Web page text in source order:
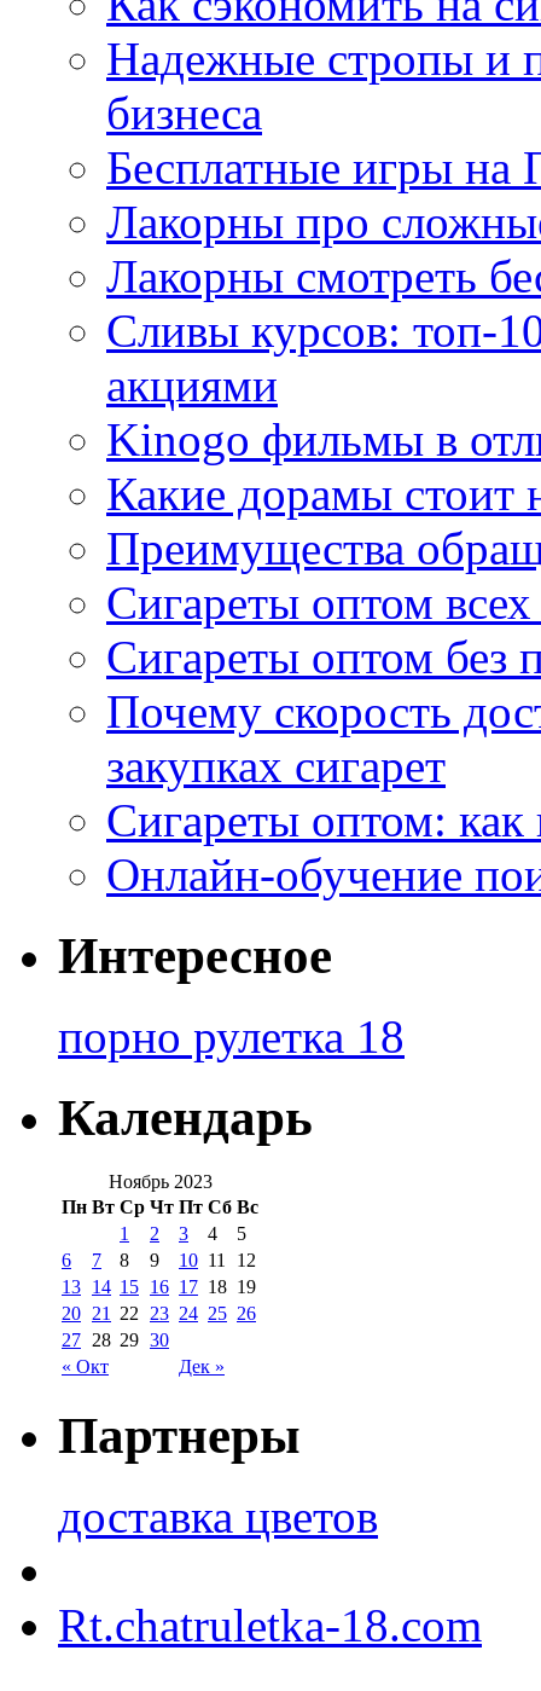
Надежные стропы и
бизнеса
Бесплатные игры на
Лакорны про
Лакорны смотреть
Сливы курсов: топ-
акциями
Kinogo фильмы в
Какие дорамы стоит
Преимущества
Сигареты оптом
Сигареты оптом без
Почему скорость
закупках сигарет
Сигареты оптом:
Онлайн-обучение
Интересное
порно рулетка 18
Календарь
Ноябрь 2023
Пн Вт Ср Чт Пт Сб Вс
« Окт Дек »
1 2 3 4
5
6
7 8 9 10 11
12
13 14 15 16 17 18 19
20 21 22 23 24 25 26
27 28 29 30
Партнеры
доставка цветов
Rt.chatruletka-18.com